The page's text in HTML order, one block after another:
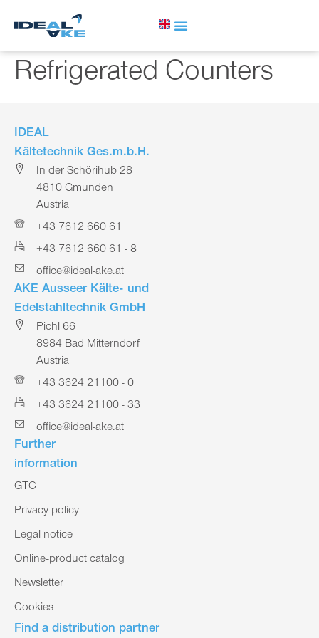
Refrigerated Counters
IDEAL
Kältetechnik Ges.m.b.H.
In der Schörihub 28
4810 Gmunden
Austria
+43 7612 660 61
+43 7612 660 61 - 8
office@ideal-ake.at
AKE Ausseer Kälte- und
Edelstahltechnik GmbH
Pichl 66
8984 Bad Mitterndorf
Austria
+43 3624 21100 - 0
+43 3624 21100 - 33
office@ideal-ake.at
Further
information
GTC
Privacy policy
Legal notice
Online-product catalog
Newsletter
Cookies
Find a distribution partner